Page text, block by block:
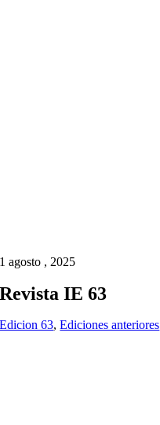
1 agosto , 2025
Revista IE 63
Edicion 63,Ediciones anteriores